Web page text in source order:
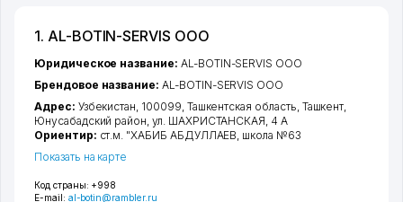
1. AL-BOTIN-SERVIS ООО
Код страны: +998
E-mail: al-botin@rambler.ru
Юридическое название: AL-BOTIN-SERVIS ООО
Брендовое название: AL-BOTIN-SERVIS ООО
Адрес: Узбекистан, 100099, Ташкентская область, Ташкент,
Юнусабадский район,ул. ШАХРИСТАНСКАЯ, 4 А
Ориентир: ст.м. "ХАБИБ АБДУЛЛАЕВ, школа №63
Показать на карте